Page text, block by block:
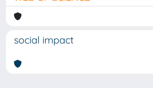
social impact